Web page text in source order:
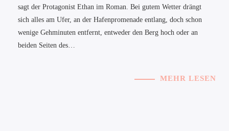
sagt der Protagonist Ethan im Roman. Bei gutem Wetter drängt
sich alles am Ufer, an der Hafenpromenade entlang, doch schon
wenige Gehminuten entfernt, entweder den Berg hoch oder an
beiden Seiten des…
MEHR LESEN